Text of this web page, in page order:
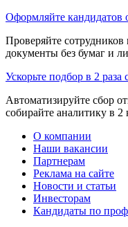
Оформляйте кандидатов
Проверяйте
документы без бумаг и
Ускорьте подбор в 2 раза
Автоматизируйте сбор
собирайте аналитику в 2
О компании
Наши вакансии
Партнерам
Реклама на сайте
Новости и статьи
Инвесторам
Кандидаты по